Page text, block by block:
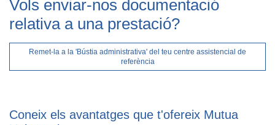
Vols enviar-nos documentació
relativa a una prestació?
Remet-la a la 'Bústia administrativa' del teu centre assistencial de
referència
Coneix els avantatges que t'ofereix Mutua